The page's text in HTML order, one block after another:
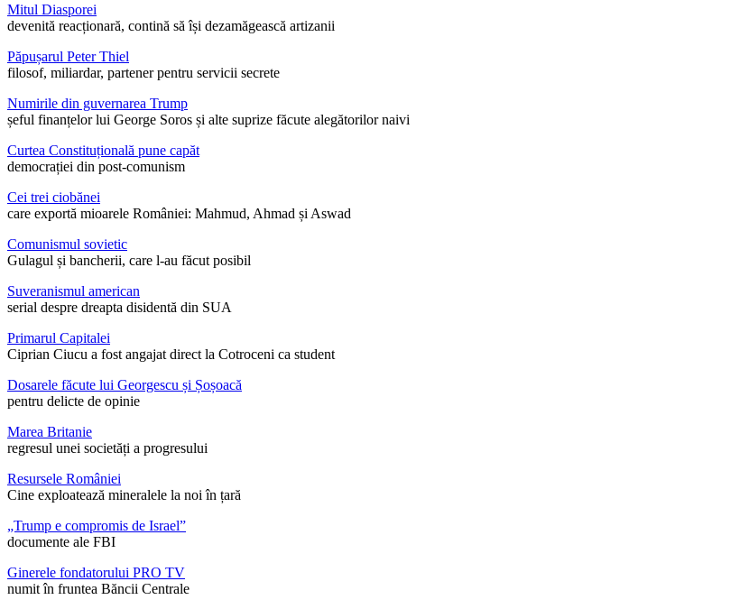
Mitul Diasporei
devenită reacționară, contină să își dezamăgească artizanii
Păpușarul Peter Thiel
filosof, miliardar, partener pentru servicii secrete
Numirile din guvernarea Trump
șeful finanțelor lui George Soros și alte suprize făcute alegătorilor naivi
Curtea Constituțională pune capăt
democrației din post-comunism
Cei trei ciobănei
care exportă mioarele României: Mahmud, Ahmad și Aswad
Comunismul sovietic
Gulagul și bancherii, care l-au făcut posibil
Suveranismul american
serial despre dreapta disidentă din SUA
Primarul Capitalei
Ciprian Ciucu a fost angajat direct la Cotroceni ca student
Dosarele făcute lui Georgescu și Șoșoacă
pentru delicte de opinie
Marea Britanie
regresul unei societăți a progresului
Resursele României
Cine exploatează mineralele la noi în țară
„Trump e compromis de Israel”
documente ale FBI
Ginerele fondatorului PRO TV
numit în fruntea Băncii Centrale